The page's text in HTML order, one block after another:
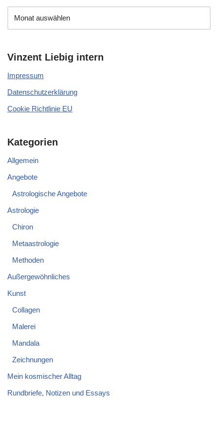
Vinzent Liebig intern
Impressum
Datenschutzerklärung
Cookie Richtlinie EU
Kategorien
Allgemein
Angebote
Astrologische Angebote
Astrologie
Chiron
Metaastrologie
Methoden
Außergewöhnliches
Kunst
Collagen
Malerei
Mandala
Zeichnungen
Mein kosmischer Alltag
Rundbriefe, Notizen und Essays